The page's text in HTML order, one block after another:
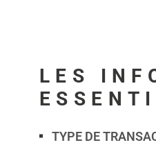
LES
Caractérisque Valeurs
TYPE DE